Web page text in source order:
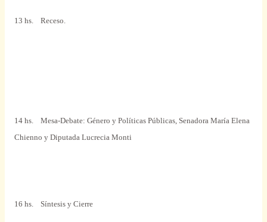
13 hs. Receso.
14 hs.
Mesa-Debate: Género y Políticas Públicas, Senadora María Elena
Chienno y Diputada Lucrecia Monti
16 hs. Síntesis y Cierre